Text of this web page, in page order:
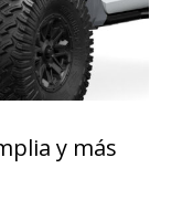
y más